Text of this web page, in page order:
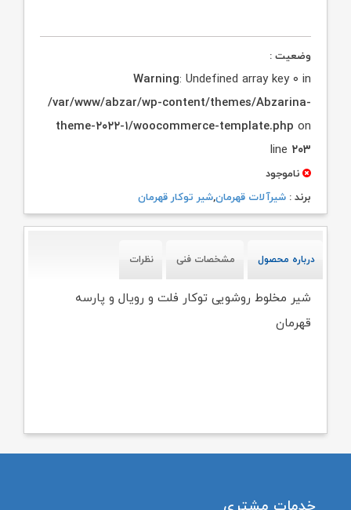
وضعیت :
Warning: Undefined array key ۰ in
/var/www/abzar/wp-content/themes/Abzarina-
theme-۲۰۲۲-۱/woocommerce-template.php on
line ۲۰۳
ناموجود
برند : شیرآلات قهرمان,شیر توکار قهرمان
درباره محصول مشخصات فنی نظرات
شیر مخلوط روشویی توکار فلت و رویال و پارسه
قهرمان